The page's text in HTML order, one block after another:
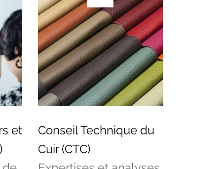
et
Conseil Technique du
Cuir (CTC)